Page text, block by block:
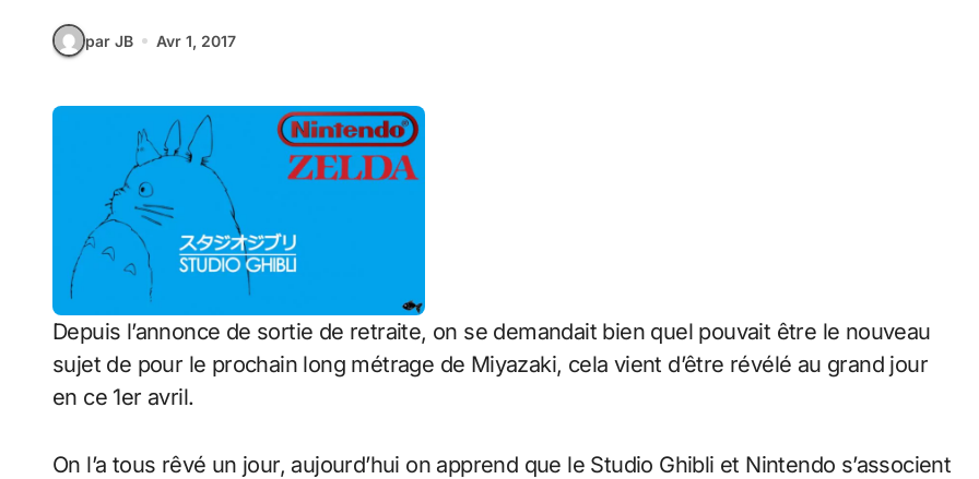
par JB Avr 1, 2017
Depuis l’annonce de sortie de retraite, on se demandait bien quel pouvait être le nouveau
sujet de pour le prochain long métrage de Miyazaki, cela vient d’être révélé au grand jour
en ce 1er avril.
On l’a tous rêvé un jour, aujourd’hui on apprend que le Studio Ghibli et Nintendo s’associent